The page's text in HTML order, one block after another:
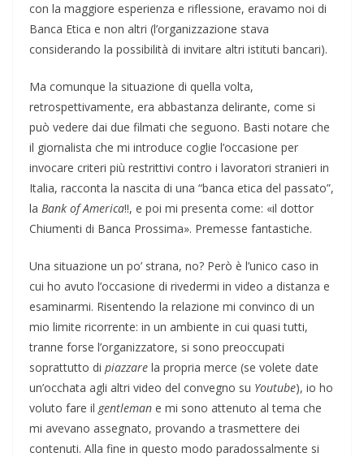
con la maggiore esperienza e riflessione, eravamo noi di
Banca Etica e non altri (l’organizzazione stava
considerando la possibilità di invitare altri istituti bancari).
Ma comunque la situazione di quella volta,
retrospettivamente, era abbastanza delirante, come si
può vedere dai due filmati che seguono. Basti notare che
il giornalista che mi introduce coglie l’occasione per
invocare criteri più restrittivi contro i lavoratori stranieri in
Italia, racconta la nascita di una “banca etica del passato”,
la Bank of America!!, e poi mi presenta come: «il dottor
Chiumenti di Banca Prossima». Premesse fantastiche.
Una situazione un po’ strana, no? Però è l’unico caso in
cui ho avuto l’occasione di rivedermi in video a distanza e
esaminarmi. Risentendo la relazione mi convinco di un
mio limite ricorrente: in un ambiente in cui quasi tutti,
tranne forse l’organizzatore, si sono preoccupati
soprattutto di piazzare la propria merce (se volete date
un’occhata agli altri video del convegno su Youtube), io ho
voluto fare il gentleman e mi sono attenuto al tema che
mi avevano assegnato, provando a trasmettere dei
contenuti. Alla fine in questo modo paradossalmente si